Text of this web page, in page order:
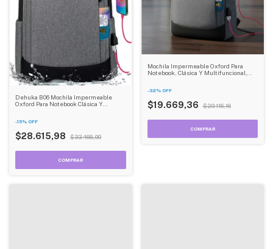
Dehuka B06 Mochila Impermeable
Oxford Para Notebook Clásica Y
-15% OFF
$28.615,98 $33.468,99
Mochila Impermeable Oxford Para
Notebook, Clásica Y Multifuncional,
-32% OFF
$19.669,36 $29.116,16